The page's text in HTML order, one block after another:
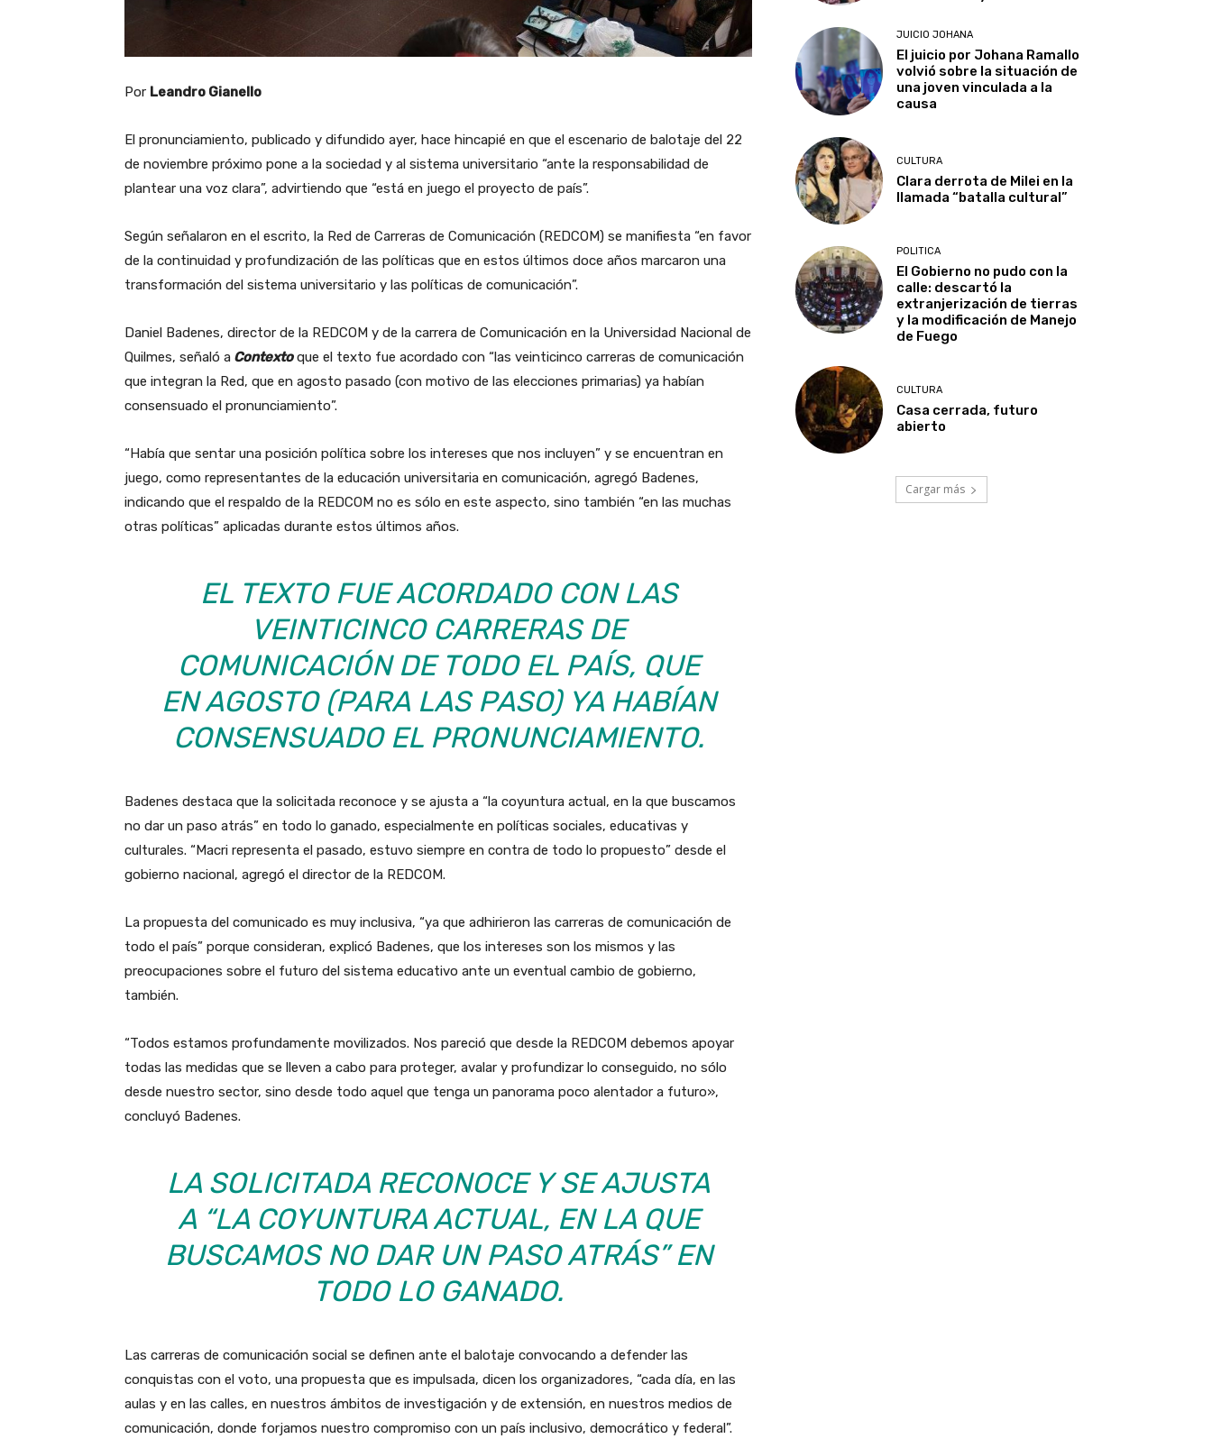
Por Leandro Gianello
El pronunciamiento, publicado y difundido ayer, hace hincapié en que el escenario de balotaje del 22
de noviembre próximo pone a la sociedad y al sistema universitario “ante la responsabilidad de
plantear una voz clara”, advirtiendo que “está en juego el proyecto de país”.
Según señalaron en el escrito, la Red de Carreras de Comunicación (REDCOM) se manifiesta “en favor
de la continuidad y profundización de las políticas que en estos últimos doce años marcaron una
transformación del sistema universitario y las políticas de comunicación”.
Daniel Badenes, director de la REDCOM y de la carrera de Comunicación en la Universidad Nacional de
Quilmes, señaló a Contextoque el texto fue acordado con “las veinticinco carreras de comunicación
que integran la Red, que en agosto pasado (con motivo de las elecciones primarias) ya habían
consensuado el pronunciamiento”.
“Había que sentar una posición política sobre los intereses que nos incluyen” y se encuentran en
juego, como representantes de la educación universitaria en comunicación, agregó Badenes,
indicando que el respaldo de la REDCOM no es sólo en este aspecto, sino también “en las muchas
otras políticas” aplicadas durante estos últimos años.
EL TEXTO FUE ACORDADO CON LAS
VEINTICINCO CARRERAS DE
COMUNICACIÓN DE TODO EL PAÍS, QUE
EN AGOSTO (PARA LAS PASO) YA HABÍAN
CONSENSUADO EL PRONUNCIAMIENTO.
Badenes destaca que la solicitada reconoce y se ajusta a “la coyuntura actual, en la que buscamos
no dar un paso atrás” en todo lo ganado, especialmente en políticas sociales, educativas y
culturales. “Macri representa el pasado, estuvo siempre en contra de todo lo propuesto” desde el
gobierno nacional, agregó el director de la REDCOM.
La propuesta del comunicado es muy inclusiva, “ya que adhirieron las carreras de comunicación de
todo el país” porque consideran, explicó Badenes, que los intereses son los mismos y las
preocupaciones sobre el futuro del sistema educativo ante un eventual cambio de gobierno,
también.
“Todos estamos profundamente movilizados. Nos pareció que desde la REDCOM debemos apoyar
todas las medidas que se lleven a cabo para proteger, avalar y profundizar lo conseguido, no sólo
desde nuestro sector, sino desde todo aquel que tenga un panorama poco alentador a futuro»,
concluyó Badenes.
LA SOLICITADA RECONOCE Y SE AJUSTA
A “LA COYUNTURA ACTUAL, EN LA QUE
BUSCAMOS NO DAR UN PASO ATRÁS” EN
TODO LO GANADO.
Las carreras de comunicación social se definen ante el balotaje convocando a defender las
conquistas con el voto, una propuesta que es impulsada, dicen los organizadores, “cada día, en las
aulas y en las calles, en nuestros ámbitos de investigación y de extensión, en nuestros medios de
comunicación, donde forjamos nuestro compromiso con un país inclusivo, democrático y federal”.
JUICIO JOHANA
El juicio por Johana Ramallo
volvió sobre la situación de
una joven vinculada a la
causa
CULTURA
Clara derrota de Milei en la
llamada “batalla cultural”
POLITICA
El Gobierno no pudo con la
calle: descartó la
extranjerización de tierras
y la modificación de Manejo
de Fuego
CULTURA
Casa cerrada, futuro
abierto
Cargar más